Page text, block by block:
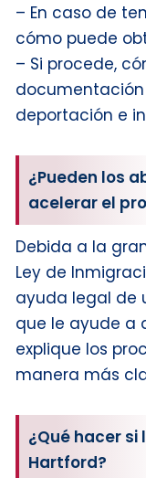
– En caso de
cómo puede
– Si procede,
deportación e
¿Pueden los
acelerar el
Debida a la
Ley de
ayuda legal de
que le ayude a
explique los
manera más
¿Qué hacer
Hartford?